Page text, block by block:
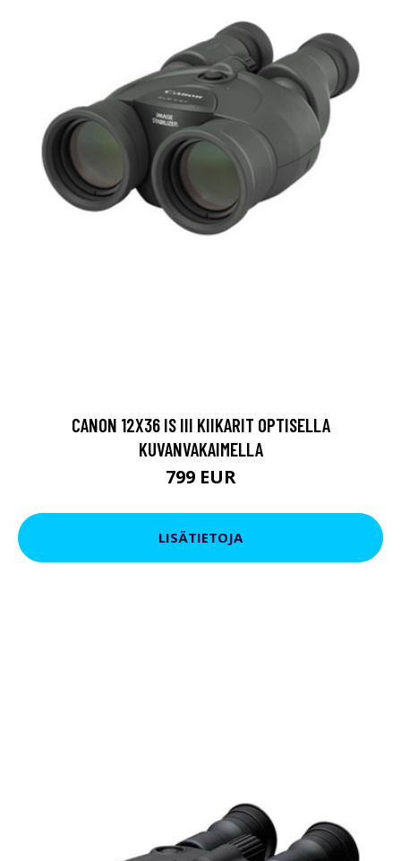
CANON 12X36 IS III KIIKARIT OPTISELLA
KUVANVAKAIMELLA
799 EUR
LISÄTIETOJA